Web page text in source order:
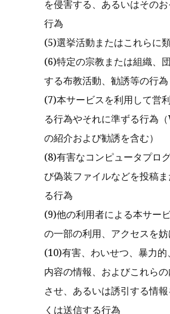
を侵害する、あるいはその
行為
(5)選挙活動またはこれらに
(6)特定の宗教または組織、
する布教活動、勧誘等の行為
(7)本サービスを利用して営
る行為やそれに準ずる行為
の紹介および勧誘を含む）
(8)有害なコンピュータプロ
び偽装ファイルなどを投稿
る行為
(9)他の利用者による本サー
の一部の利用、アクセスを
(10)有害、わいせつ、暴力的
内容の情報、およびこれら
させ、あるいは誘引する情
くは送信する行為